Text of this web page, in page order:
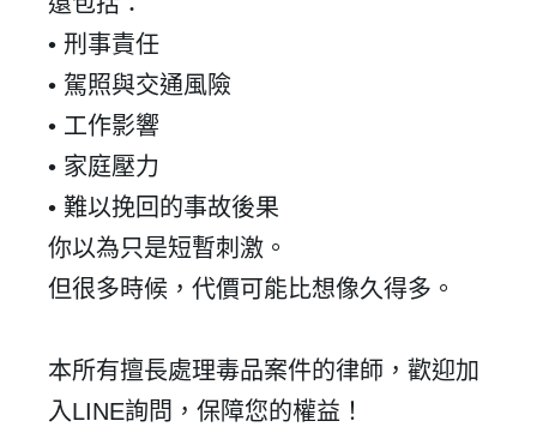
• 刑事責任
• 駕照與交通風險
• 工作影響
• 家庭壓力
• 難以挽回的事故後果
你以為只是短暫刺激。
但很多時候，代價可能比想像久得多。
本所有擅長處理毒品案件的律師，歡迎加
入LINE詢問，保障您的權益！